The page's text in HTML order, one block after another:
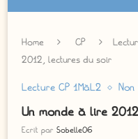
Home CP
2012, lectures du soir
Lecture CP 1MàL2
Un monde à lire
Ecrit parSobelle06